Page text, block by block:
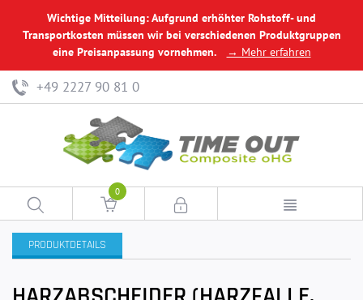
Wichtige Mitteilung: Aufgrund erhöhter Rohstoff- und
Transportkosten müssen wir bei verschiedenen Produktgruppen
eine Preisanpassung vornehmen.
→ Mehr erfahren
+49 2227 90 81 0
0
PRODUKTDETAILS